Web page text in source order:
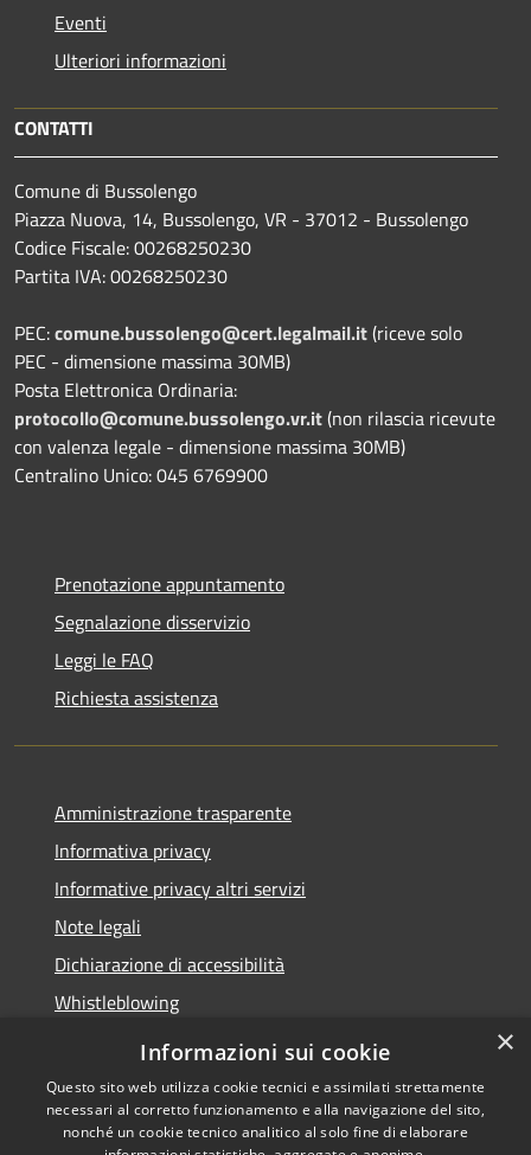
Eventi
Ulteriori informazioni
CONTATTI
Comune di Bussolengo
Piazza Nuova, 14, Bussolengo, VR - 37012 - Bussolengo
Codice Fiscale: 00268250230
Partita IVA: 00268250230
PEC:comune.bussolengo@cert.legalmail.it(riceve solo
PEC - dimensione massima 30MB)
Posta Elettronica Ordinaria:
protocollo@comune.bussolengo.vr.it(non rilascia ricevute
con valenza legale - dimensione massima 30MB)
Centralino Unico: 045 6769900
Prenotazione appuntamento
Segnalazione disservizio
Leggi le FAQ
Richiesta assistenza
Amministrazione trasparente
Informativa privacy
Informative privacy altri servizi
Note legali
Dichiarazione di accessibilità
Whistleblowing
RSS
Copyright © 2026 • Comune di
Bussolengo • Powered by
×
Informazioni sui cookie
Questo sito web utilizza cookie tecnici e assimilati strettamente
necessari al corretto funzionamento e alla navigazione del sito,
nonché un cookie tecnico analitico al solo fine di elaborare